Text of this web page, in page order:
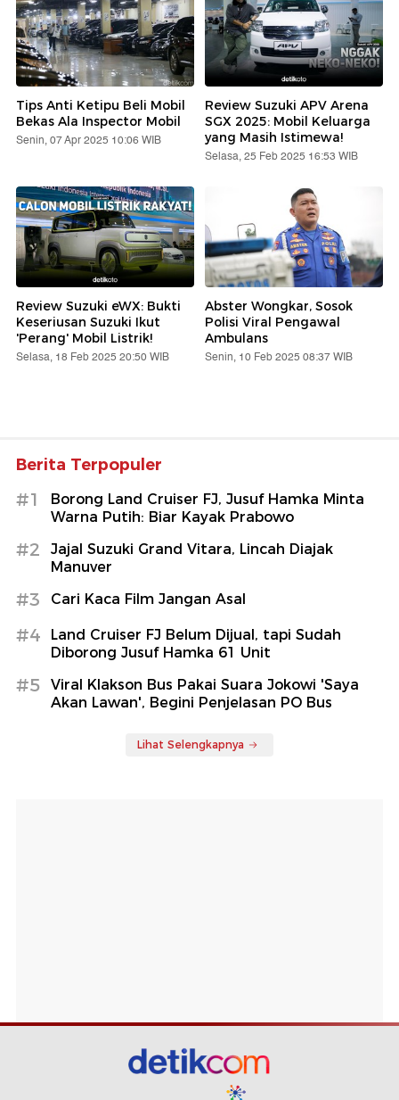
Tips Anti Ketipu Beli Mobil
Bekas Ala Inspector Mobil
Senin, 07 Apr 2025 10:06 WIB
Review Suzuki APV Arena
SGX 2025: Mobil Keluarga
yang Masih Istimewa!
Selasa, 25 Feb 2025 16:53 WIB
Review Suzuki eWX: Bukti
Keseriusan Suzuki Ikut
'Perang' Mobil Listrik!
Selasa, 18 Feb 2025 20:50 WIB
Abster Wongkar, Sosok
Polisi Viral Pengawal
Ambulans
Senin, 10 Feb 2025 08:37 WIB
Berita Terpopuler
#1
Borong Land Cruiser FJ, Jusuf Hamka Minta
Warna Putih: Biar Kayak Prabowo
#2
Jajal Suzuki Grand Vitara, Lincah Diajak
Manuver
#3 Cari Kaca Film Jangan Asal
#4
Land Cruiser FJ Belum Dijual, tapi Sudah
Diborong Jusuf Hamka 61 Unit
#5
Viral Klakson Bus Pakai Suara Jokowi 'Saya
Akan Lawan', Begini Penjelasan PO Bus
Lihat Selengkapnya